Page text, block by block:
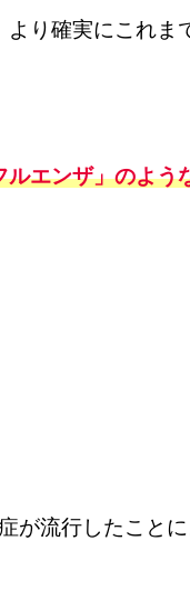
り確実にこれま
ルエンザ」のよう
が流行したこと